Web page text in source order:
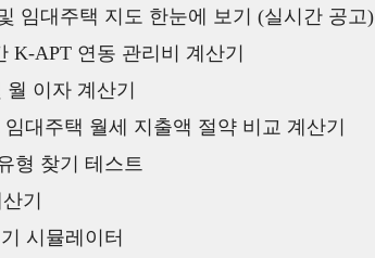
임대주택 지도 한눈에 보기 (실시간 공고)
K-APT 연동 관리비 계산기
이자 계산기
대주택 월세 지출액 절약 비교 계산기
형 찾기 테스트
기
시뮬레이터